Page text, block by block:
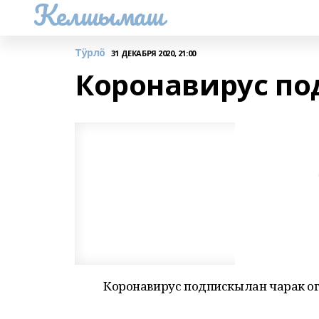
Келшымаш
Тӱрлӧ 31 ДЕКАБРЯ 2020, 21:00
Коронавирус
Коронавирус подпискылан чарак